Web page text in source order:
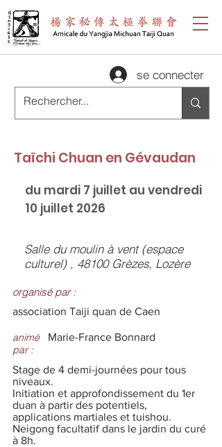
se connecter
Taïchi Chuan en Gévaudan
du mardi 7 juillet au vendredi
10 juillet 2026
Salle du moulin à vent (espace
culturel) , 48100 Grèzes, Lozère
organisé par :
association Taiji quan de Caen
animé
par :
Marie-France Bonnard
Stage de 4 demi-journées pour tous
niveaux.
Initiation et approfondissement du 1er
duan à partir des potentiels,
applications martiales et tuishou.
Neigong facultatif dans le jardin du curé
à 8h.